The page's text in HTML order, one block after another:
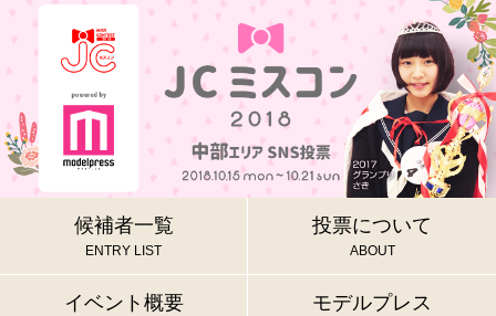
候補者一覧
ENTRY LIST
投票について
ABOUT
イベント概要 モデルプレス